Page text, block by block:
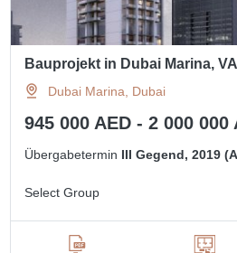
Bauprojekt in Dubai Marina,
Dubai Marina, Dubai
945 000 AED - 2 000 000
Übergabetermin III Gegend, 2019
Select Group